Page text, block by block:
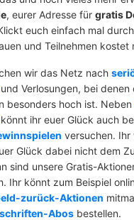
, eurer Adresse für gratis
euch einfach mal
und Teilnehmen kostet
wir das Netz nach
und Verlosungen, bei denen
besonders hoch ist. Neben
könnt ihr euer Glück auch
versuchen. Ihr
Glück dabei nicht dem
sind unsere Gratis-
Ihr könnt zum Beispiel
zurück-Aktionen
Abos bestellen.